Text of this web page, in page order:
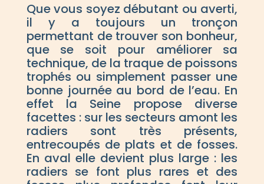
Que vous soyez débutant ou averti,
il y a toujours un tronçon
permettant de trouver son bonheur,
que se soit pour améliorer sa
technique, de la traque de poissons
trophés ou simplement passer une
bonne journée au bord de l’eau. En
effet la Seine propose diverse
facettes : sur les secteurs amont les
radiers sont très présents,
entrecoupés de plats et de fosses.
En aval elle devient plus large : les
radiers se font plus rares et des